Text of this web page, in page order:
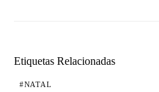
Etiquetas Relacionadas
NATAL